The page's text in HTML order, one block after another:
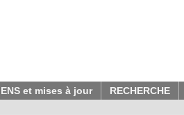
et mises à jour RECHERCHE